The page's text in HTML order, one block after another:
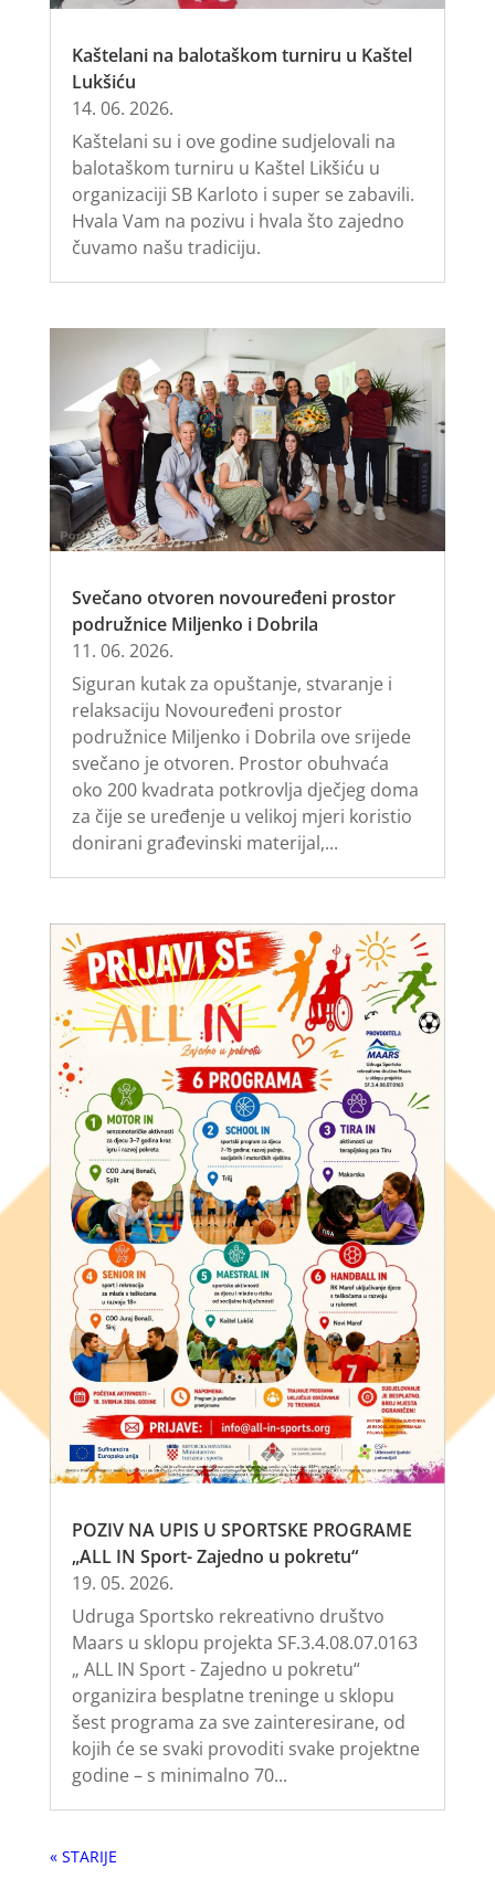
Kaštelani na balotaškom turniru u Kaštel
Lukšiću
14. 06. 2026.
Kaštelani su i ove godine sudjelovali na
balotaškom turniru u Kaštel Likšiću u
organizaciji SB Karloto i super se zabavili.
Hvala Vam na pozivu i hvala što zajedno
čuvamo našu tradiciju.
Svečano otvoren novouređeni prostor
podružnice Miljenko i Dobrila
11. 06. 2026.
Siguran kutak za opuštanje, stvaranje i
relaksaciju Novouređeni prostor
podružnice Miljenko i Dobrila ove srijede
svečano je otvoren. Prostor obuhvaća
oko 200 kvadrata potkrovlja dječjeg doma
za čije se uređenje u velikoj mjeri koristio
donirani građevinski materijal,...
POZIV NA UPIS U SPORTSKE PROGRAME
„ALL IN Sport- Zajedno u pokretu“
19. 05. 2026.
Udruga Sportsko rekreativno društvo
Maars u sklopu projekta SF.3.4.08.07.0163
„ ALL IN Sport - Zajedno u pokretu“
organizira besplatne treninge u sklopu
šest programa za sve zainteresirane, od
kojih će se svaki provoditi svake projektne
godine – s minimalno 70...
« Older Entries